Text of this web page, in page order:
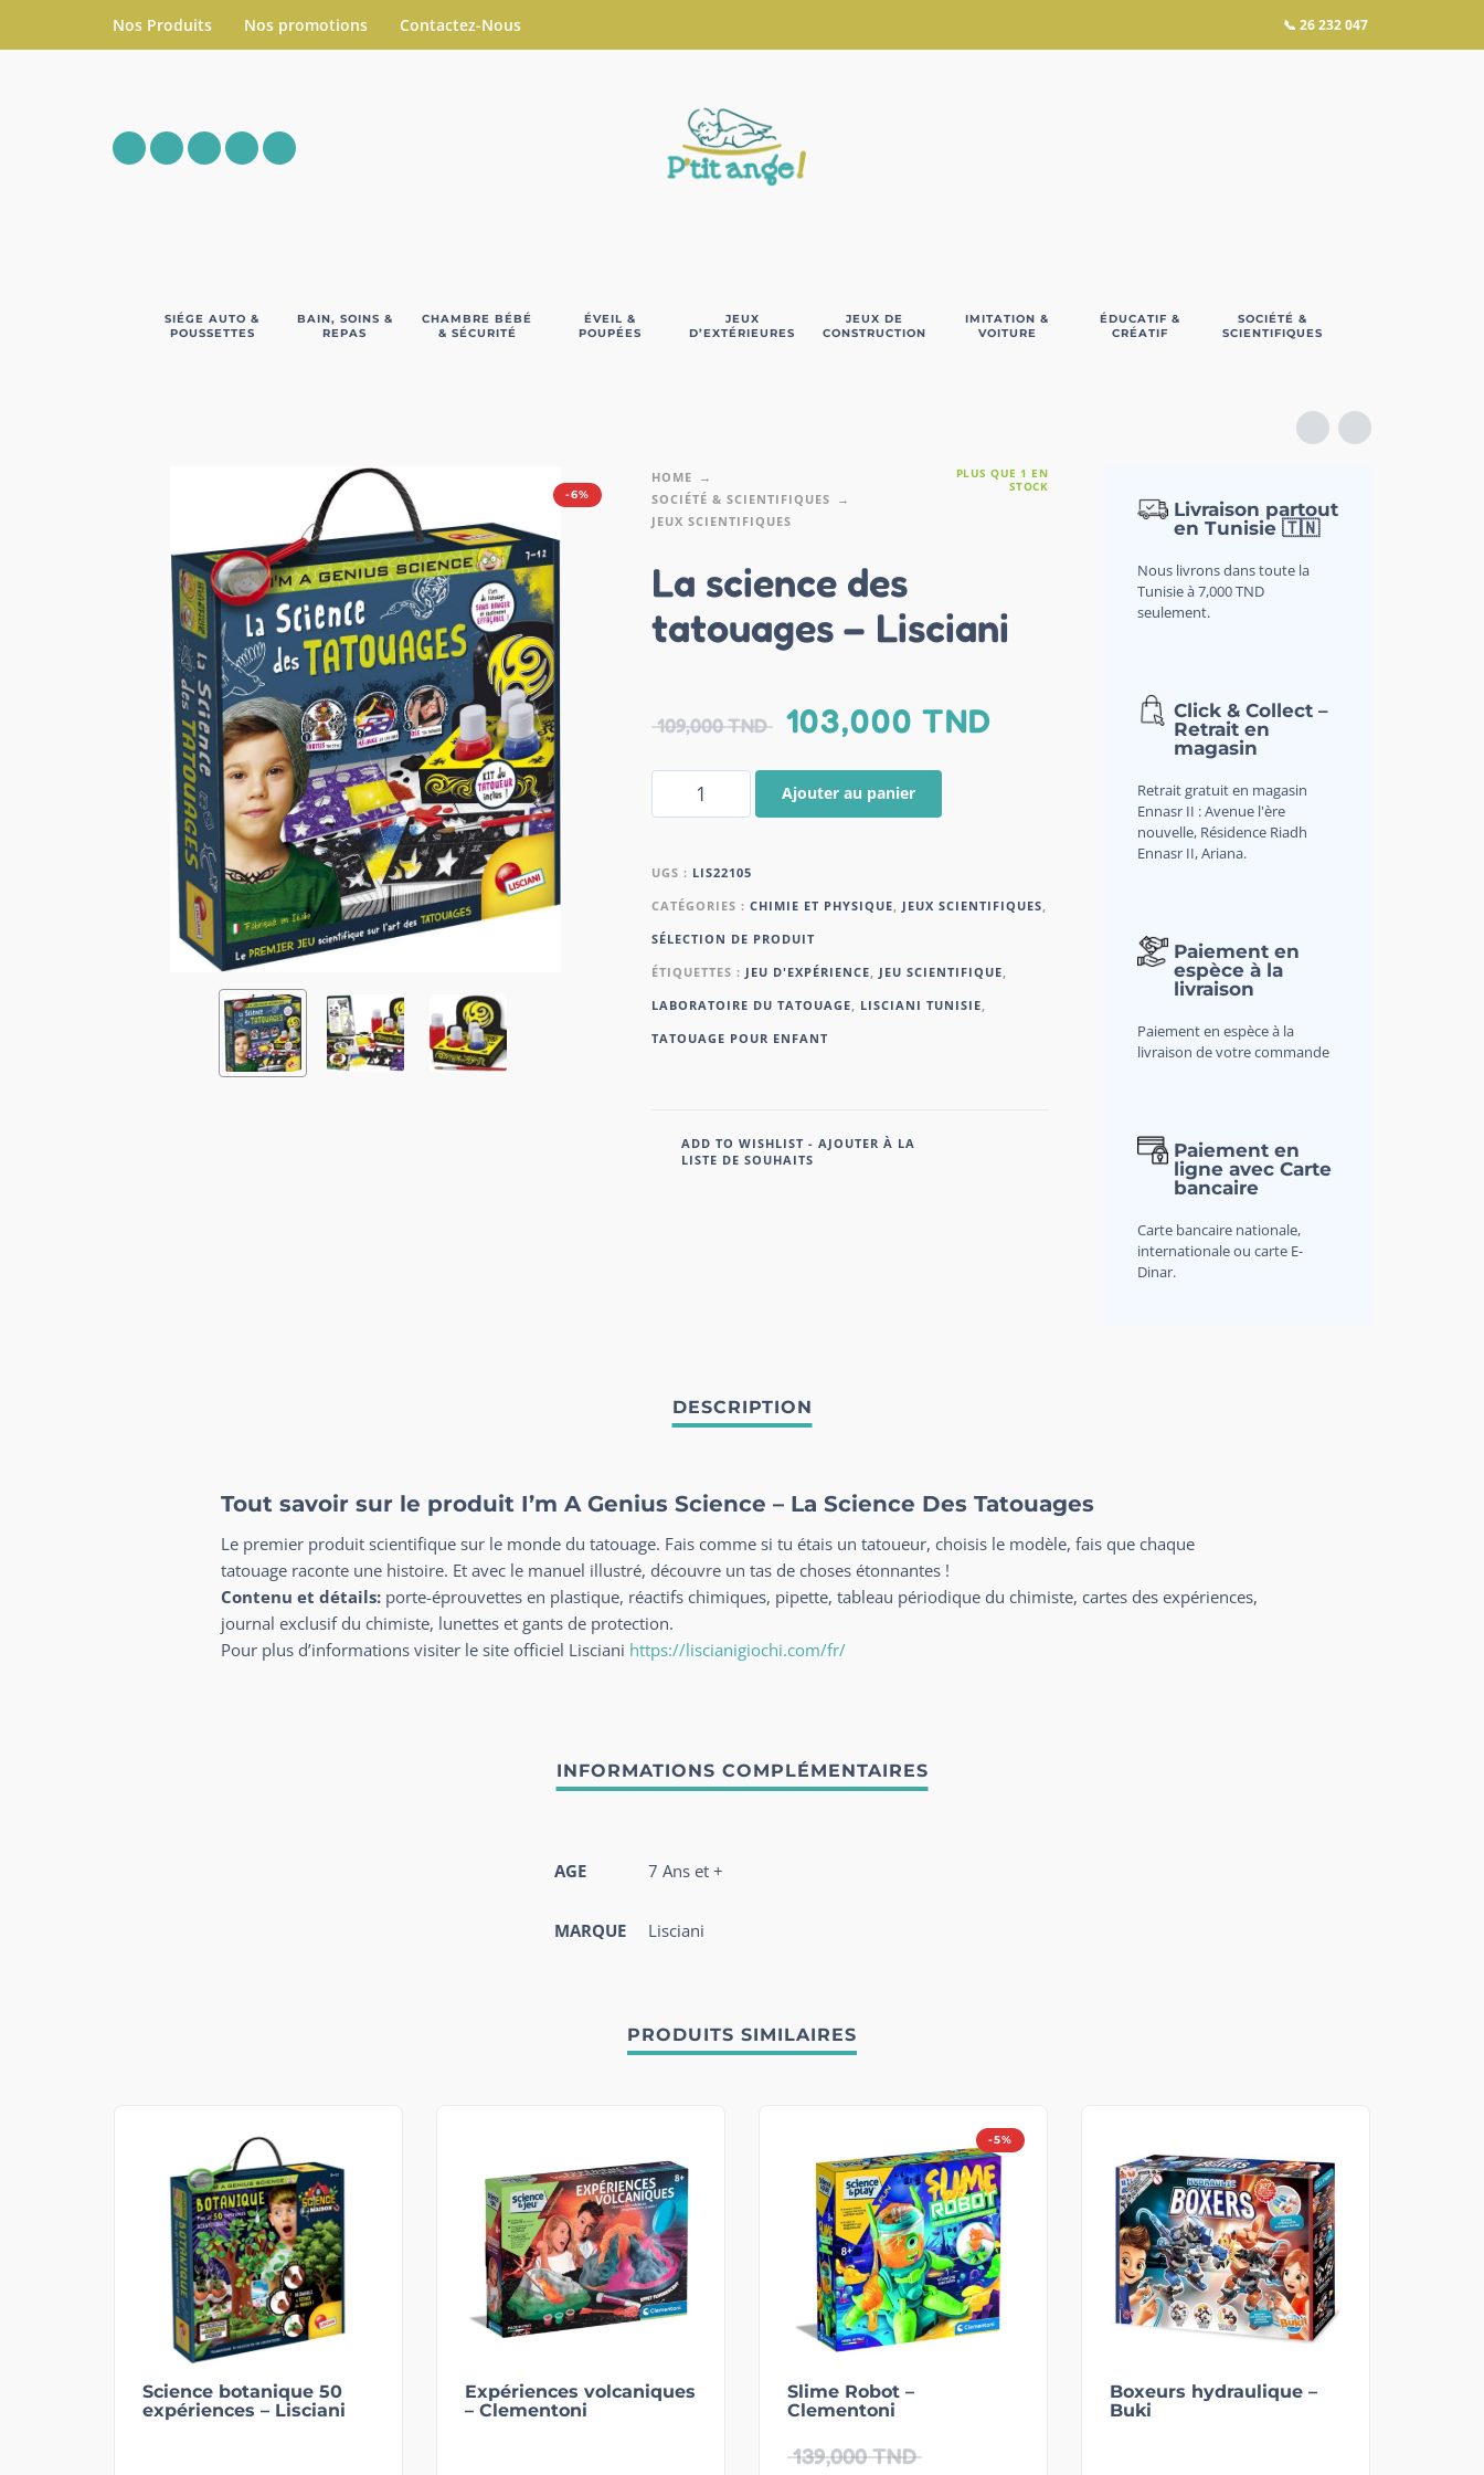
Nos Produits Nos promotions Contactez-Nous 📞 26 232 047
SIÉGE AUTO &
POUSSETTES
BAIN, SOINS &
REPAS
CHAMBRE BÉBÉ
& SÉCURITÉ
ÉVEIL &
POUPÉES
JEUX
D’EXTÉRIEURES
JEUX DE
CONSTRUCTION
IMITATION &
VOITURE
ÉDUCATIF &
CRÉATIF
SOCIÉTÉ &
SCIENTIFIQUES
-6%
HOME
SOCIÉTÉ & SCIENTIFIQUES
JEUX SCIENTIFIQUES
PLUS QUE 1 EN
STOCK
La science des
tatouages – Lisciani
109,000TND 103,000 TND
Ajouter au panier
UGS : LIS22105
CATÉGORIES : CHIMIE ET PHYSIQUE, JEUX SCIENTIFIQUES,
SÉLECTION DE PRODUIT
ÉTIQUETTES : JEU D'EXPÉRIENCE, JEU SCIENTIFIQUE,
LABORATOIRE DU TATOUAGE, LISCIANI TUNISIE,
TATOUAGE POUR ENFANT
ADD TO WISHLIST - AJOUTER À LA
LISTE DE SOUHAITS
Livraison partout
en Tunisie 🇹🇳
Nous livrons dans toute la
Tunisie à 7,000 TND
seulement.
Click & Collect –
Retrait en
magasin
Retrait gratuit en magasin
Ennasr II : Avenue l'ère
nouvelle, Résidence Riadh
Ennasr II, Ariana.
Paiement en
espèce à la
livraison
Paiement en espèce à la
livraison de votre commande
Paiement en
ligne avec Carte
bancaire
Carte bancaire nationale,
internationale ou carte E-
Dinar.
Tout savoir sur le produit I’m A Genius Science – La Science Des Tatouages
Le premier produit scientifique sur le monde du tatouage. Fais comme si tu étais un tatoueur, choisis le modèle, fais que chaque
tatouage raconte une histoire. Et avec le manuel illustré, découvre un tas de choses étonnantes !
Contenu et détails: porte-éprouvettes en plastique, réactifs chimiques, pipette, tableau périodique du chimiste, cartes des expériences,
journal exclusif du chimiste, lunettes et gants de protection.
Pour plus d’informations visiter le site officiel Lisciani https://liscianigiochi.com/fr/
AGE 7 Ans et +
MARQUE Lisciani
PRODUITS SIMILAIRES
Science botanique 50
expériences – Lisciani
Expériences volcaniques
– Clementoni
-5%
Slime Robot –
Clementoni
139,000TND
Boxeurs hydraulique –
Buki